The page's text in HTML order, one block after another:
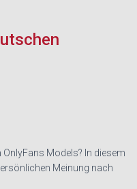
Models? In diesem
Meinung nach